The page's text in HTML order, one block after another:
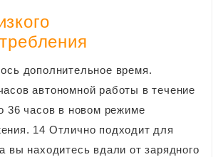
дополнительное время.
автономной работы в течение
36 часов в новом режиме
14 Отлично подходит для
вы находитесь вдали от зарядного